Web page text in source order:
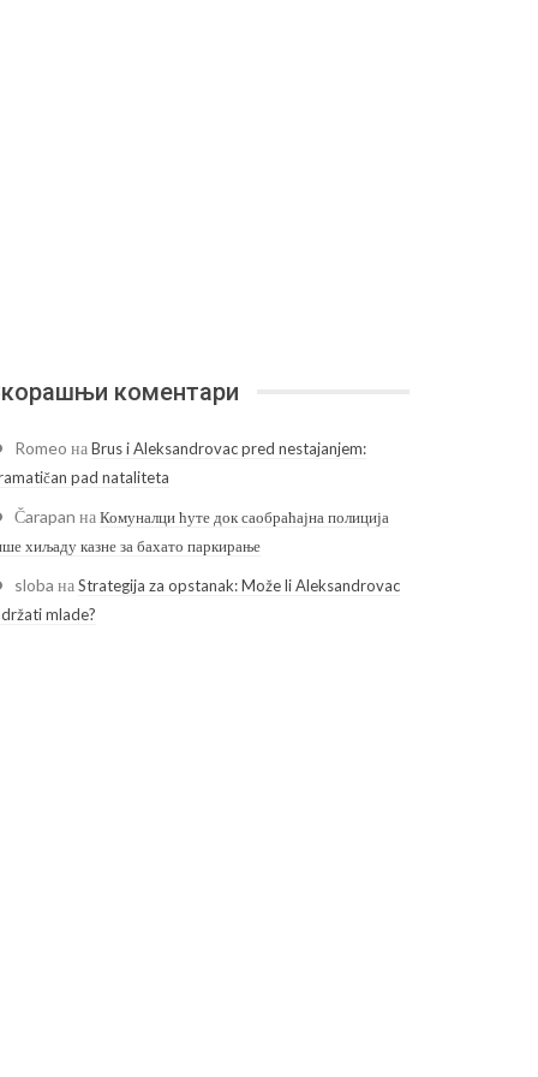
коментари
Romeo наBrus i Aleksandrovac pred nestajanjem:
pad nataliteta
Čarapan наКомуналци ћуте док саобраћајна полиција
хиљаду казне за бахато паркирање
sloba наStrategija za opstanak: Može li Aleksandrovac
mlade?